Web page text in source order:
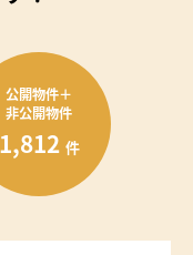
公開物件＋
非公開物件
1,812 件